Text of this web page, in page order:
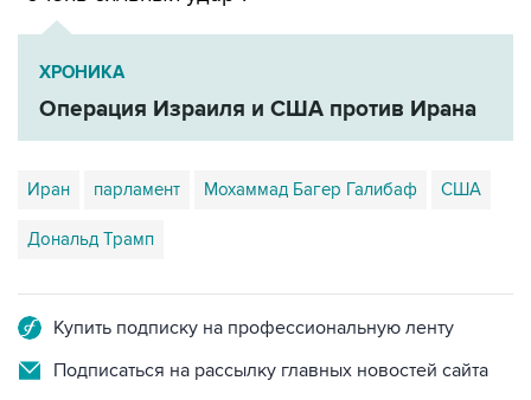
ХРОНИКА
Операция Израиля и США против Ирана
Иран парламент Мохаммад Багер Галибаф США
Дональд Трамп
Купить подписку на профессиональную ленту
Подписаться на рассылку главных новостей сайта